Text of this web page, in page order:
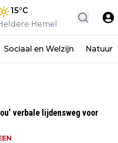
15°C
Hemel
Sociaal en Welzijn Natuur
verbale lijdensweg voor